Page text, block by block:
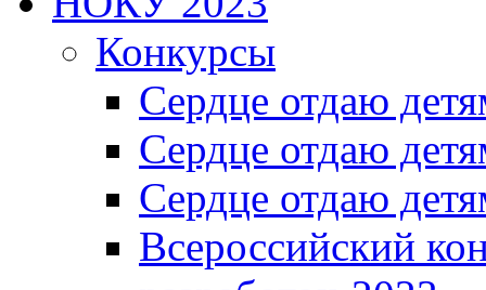
Конкурсы
Сердце отдаю
Сердце отдаю
Сердце отдаю
Всероссийский